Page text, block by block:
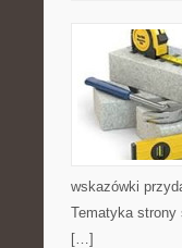
wskazówki
Tematyka
[…]